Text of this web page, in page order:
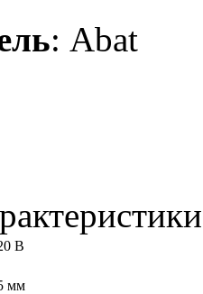
: Abat
В
мм